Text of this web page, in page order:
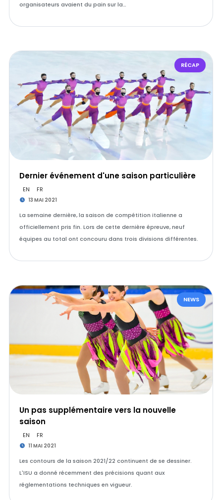
organisateurs avaient du pain sur la…
RÉCAP
Dernier événement d'une saison particulière
EN FR
13 MAI 2021
La semaine dernière, la saison de compétition italienne a
officiellement pris fin. Lors de cette dernière épreuve, neuf
équipes au total ont concouru dans trois divisions différentes.
NEWS
Un pas supplémentaire vers la nouvelle
saison
EN FR
11 MAI 2021
Les contours de la saison 2021/22 continuent de se dessiner.
L'ISU a donné récemment des précisions quant aux
réglementations techniques en vigueur.